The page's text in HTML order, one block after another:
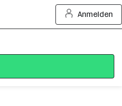
Anmelden